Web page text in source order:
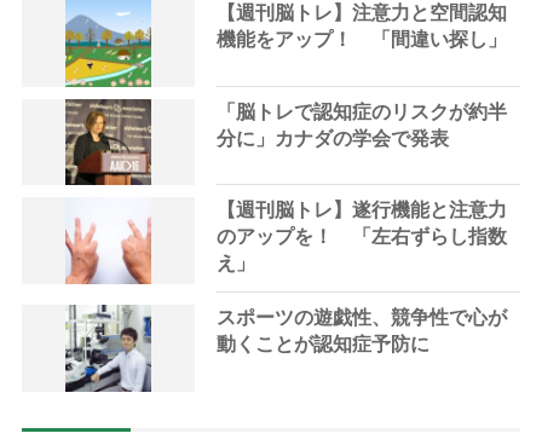
【週刊脳トレ】注意力と空間認知
機能をアップ！ 「間違い探し」
「脳トレで認知症のリスクが約半
分に」カナダの学会で発表
【週刊脳トレ】遂行機能と注意力
のアップを！ 「左右ずらし指数
え」
スポーツの遊戯性、競争性で心が
動くことが認知症予防に